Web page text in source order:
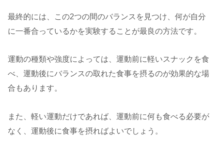
最終的には、この2つの間のバランスを見つけ、何が自分
に一番合っているかを実験することが最良の方法です。
運動の種類や強度によっては、運動前に軽いスナックを食
べ、運動後にバランスの取れた食事を摂るのが効果的な場
合もあります。
また、軽い運動だけであれば、運動前に何も食べる必要が
なく、運動後に食事を摂ればよいでしょう。